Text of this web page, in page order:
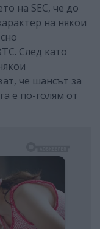
на SEC, че до
на някои
След като
че шансът за
е по-голям от